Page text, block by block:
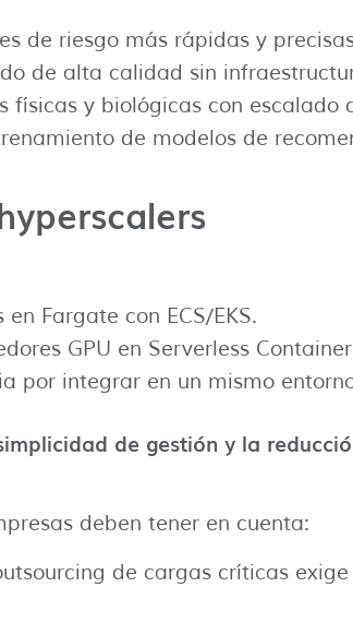
de riesgo más rápidas y
de alta calidad sin
físicas y biológicas con escalado
de modelos de
Fargate con ECS/EKS.
GPU en Serverless
por integrar en un mismo
de gestión y la
deben tener en cuenta:
de cargas críticas